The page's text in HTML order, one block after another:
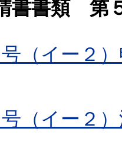
書類 第５
号（イー２
号（イー２